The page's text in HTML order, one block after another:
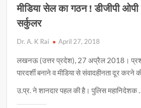
काल
समाये
मीडिया सेल का गठन ! डीजीपी ओपी
सर्कुलर
Dr. A. K Rai April 27, 2018
लखनऊ (उत्तर प्रदेश), 27 अप्रैल 2018।
पारदर्शी बनाने व मीडिया से संवादहीनता दूर
उ.प्र. ने शानदार पहल की है। पुलिस महानिदेशक